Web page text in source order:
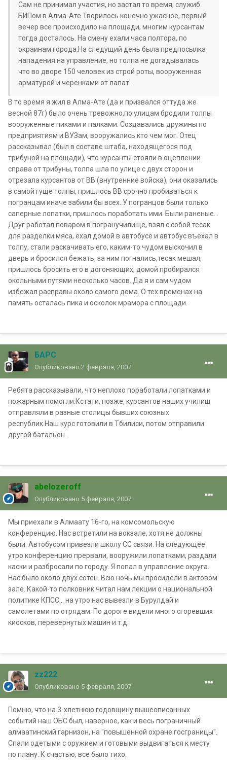
Сам не принимал участия, но застал то время, служиб
БИПом в Алма-Ате.Творилось конечно ужасное, первый
вечер все происходило на площади, многим курсантам
тогда досталось. На смену ехали часа полтора, по
окраинам города.На следущий день была предпосылка
нападения на управление, но толпа не догадывалась
что во дворе 150 человек из строй роты, вооруженная
арматурой и черенками от лапат.
В то время я жил в Алма-Ате (да и призвался оттуда же
весной 87г) было очень тревожно,по улицам бродили толпы
вооруженные пиками и палками. Создавались дружины по
предприятиям и ВУЗам, вооружались кто чем мог. Отец
рассказывал (был в составе штаба, находящегося под
трибуной на площади), что курсанты стояли в оцеплении
справа от трибуны, толпа шла по улице с двух сторон и
отрезала курсантов от ВВ (внутренние войска), они оказались
в самой гуще толпы, пришлось ВВ срочно пробиваться к
погранцам иначе забили бы всех. У погранцов были только
саперные лопатки, пришлось поработать ими. Были раненые...
Друг работал поваром в погранучилище, взял с собой тесак
для разделки мяса, ехал домой в автобусе и автобус въехал в
толпу, стали раскачивать его, каким-то чудом выскочил в
дверь и бросился бежать, за ним погнались,тесак мешал,
пришлось бросить его в догоняющих, домой пробирался
окольными путями несколько часов. Да я и сам чудом
избежал расправы около самого дома. О тех временах на
память осталась пика и осколок мрамора с площади.
БАРС
Опубликовано 2 февраля, 2007
Ребята рассказывали, что неплохо поработали лопатками и
пожарным помогли.Кстати, позже, курсантов наших училищ
отправляли в разные столицы бывших союзных
республик.Наш курс готовили в Тбилиси, потом отправили
другой батальон.
abelozeroff
Опубликовано 5 февраля, 2007
Мы приехали в Алмаату 16-го, на комсомольскую
конференцию. Нас встретили на вокзале, хотя не должны
были. Автобусом привезли школу СС связи. На следующее
утро конференцию прервали, вооружили лопатками, раздали
каски и разбросали по городу. Я попал в управление округа.
Нас было около двух сотен. Всю ночь мы просидели в актовом
зале. Какой-то полковник читал нам лекции о национальной
политике КПСС... на утро нас вывезли в Бурулдай и
самолетами по отрядам. По дороге видели много сгоревших
киосков, перевернутых машин и т.д.
zz222
Опубликовано 5 февраля, 2007
Помню, что на 3-хлетнюю годовщину вышеописанных
событий наш ОБС был, наверное, как и весь пограничный
алмаатинский гарнизон, на "повышенной охране госграницы".
Спали одетыми с оружием и готовыми выдвигаться к месту
по плану. К счастью, все было тихо.